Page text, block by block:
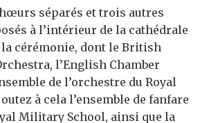
séparés et trois autres
à l’intérieur de la cathédrale
la cérémonie, dont le British
l’English Chamber
de l’orchestre du Royal
à cela l’ensemble de fanfare
Military School, ainsi que la